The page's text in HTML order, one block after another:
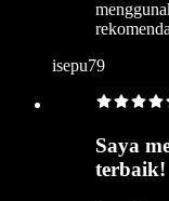
isepu79
Saya
terbaik!